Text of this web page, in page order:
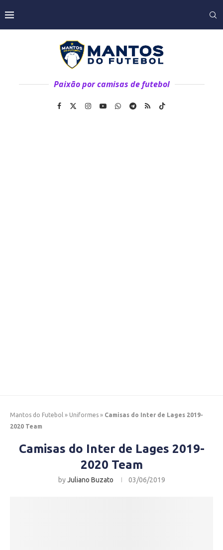
Paixão por camisas de futebol
Mantos do Futebol » Uniformes » Camisas do Inter de Lages 2019-
2020 Team
Camisas do Inter de Lages 2019-
2020 Team
byJuliano Buzato 03/06/2019